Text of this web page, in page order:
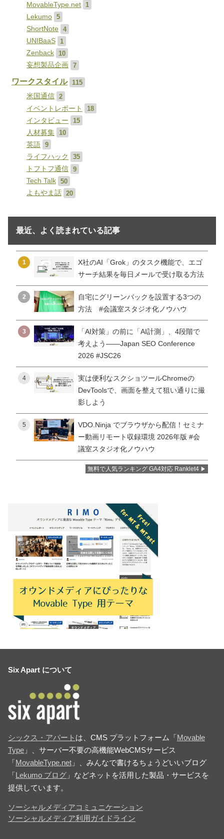
MovableType.net
1
Lekumo
5
ShortNote
4
UNIBaaS
1
Zenback
10
妄想製品企画
7
ワークスタイル
115
米国通信
2
イベントレポート
18
インタビュー
15
人材募集
10
英語
9
ライフハック
35
トフトフ通信
9
Tech Talk
50
よもやま話
20
最近、よく読まれている記事
1
X社のAI「Grok」のタスク機能で、エゴ
サーチ結果を毎日メールで受け取る方法
2
自宅にグリーンバックを設置する3つの
方法 #会議室スタジオ化ノウハウ
3
「AI対策」の前に「AI計測」、4段階で
考えよう——Japan SEO Conference
2026 #JSC26
4
実は便利なスクショツールChromeの
DevToolsで、画面を整えて狙い通りに撮
影しよう
5
VDO.Ninja でブラウザから配信！セミナ
ー動画リモート収録環境 2026年版 #会
議室スタジオ化ノウハウ
無料で人気ランキング GA4対応 Ranklet4
Six Apart について
シックス・アパート は、CMS プラットフォーム「 Movable
Type 」、サーバー不要の高機能WebCMSサービス
「 MovableType.net 」、みんなで書けるちょうどいいブログ
「
Lekumo ブログ 」などネットを活用した製品・サービスを
提供しています。
ソーシャルメディアコミュニケーション
ソーシャルメディア利用ガイドライン